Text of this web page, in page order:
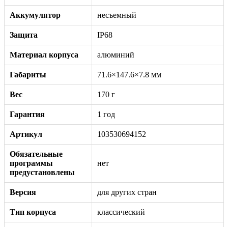
Аккумулятор несъемный
Защита IP68
Материал корпуса алюминий
Габариты 71.6×147.6×7.8 мм
Вес 170 г
Гарантия 1 год
Артикул 103530694152
Обязательные
программы
предустановлены
нет
Версия для других стран
Тип корпуса классический